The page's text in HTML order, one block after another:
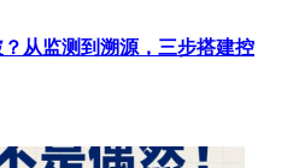
从监测到溯源，三步搭建控